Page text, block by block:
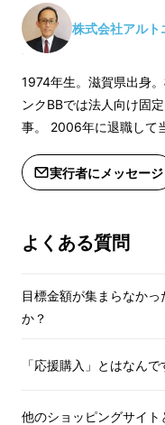
株式会社アルト
1974年生。滋賀県出身
ンクBBでは法人向け固
事。 2006年に退職して
実行者にメッセージ
よくある質問
目標金額が集まらなか
か？
「応援購入」とはなんで
他のショッピングサイト